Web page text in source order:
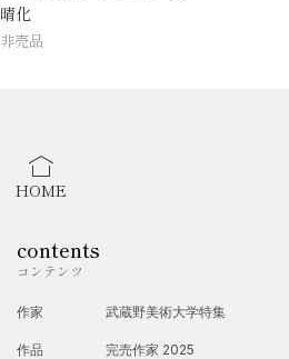
晴化
非売品
HOME
contents
コンテンツ
作家
作品
武蔵野美術大学特集
完売作家 2025